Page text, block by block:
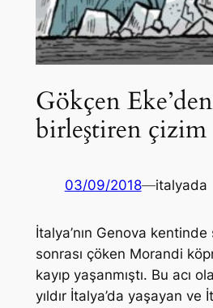
Gökçen
birleştiren çizim
03/09/2018—italyada
İtalya’nın Genova
sonrası çöken Morandi
kayıp yaşanmıştı. Bu acı
yıldır İtalya’da yaşayan ve